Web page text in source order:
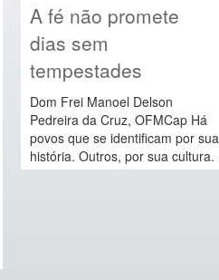
A fé não promete
dias sem
tempestades
Dom Frei Manoel Delson
Pedreira da Cruz, OFMCap Há
povos que se identificam por sua
história. Outros, por sua cultura.